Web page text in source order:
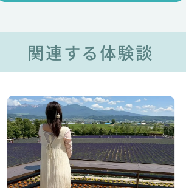
関連する体験談